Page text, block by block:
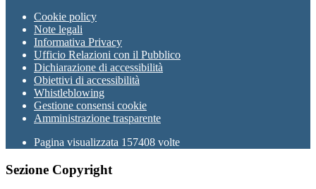
Cookie policy
Note legali
Informativa Privacy
Ufficio Relazioni con il Pubblico
Dichiarazione di accessibilità
Obiettivi di accessibilità
Whistleblowing
Gestione consensi cookie
Amministrazione trasparente
Pagina visualizzata 157408 volte
Sezione Copyright